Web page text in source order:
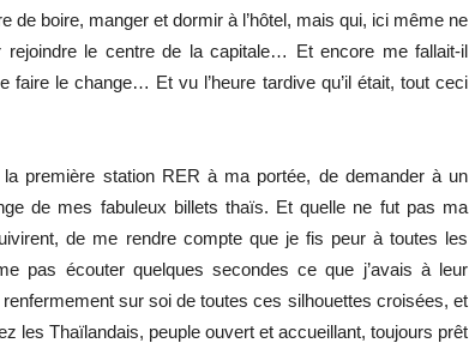
de boire, manger et dormir à l’hôtel, mais qui, ici même ne
rejoindre le centre de la capitale… Et encore me fallait-il
faire le change… Et vu l’heure tardive qu’il était, tout ceci
première station RER à ma portée, de demander à un
de mes fabuleux billets thaïs. Et quelle ne fut pas ma
de me rendre compte que je fis peur à toutes les
pas écouter quelques secondes ce que j’avais à leur
sur soi de toutes ces silhouettes croisées, et
les Thaïlandais, peuple ouvert et accueillant, toujours prêt